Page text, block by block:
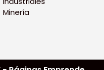
Minería